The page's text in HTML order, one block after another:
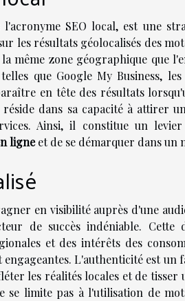
SEO local, est une
les résultats géolocalisés des
même zone géographique que
que Google My Business,
en tête des résultats
dans sa capacité à attirer
Ainsi, il constitue un
ligneet de se démarquer dans un
en visibilité auprès d'une
de succès indéniable. Cette
et des intérêts des
L'authenticité est un
les réalités locales et de tisser
limite pas à l'utilisation de